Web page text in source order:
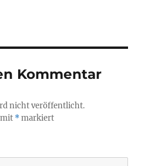
Kommentar
nicht veröffentlicht.
*markiert